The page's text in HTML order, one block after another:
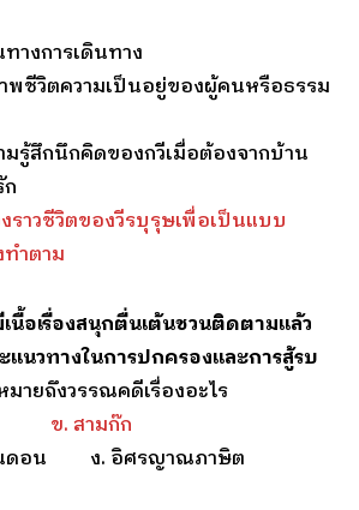
งการเดินทาง
วิตความเป็นอยู่ของผู้คนหรือธรรม
กนึกคิดของกวีเมื่อต้องจากบ้าน
ราวชีวิตของวีรบุรุษเพื่อเป็นแบบ
ำตาม
นื้อเรื่องสนุกตื่นเต้นชวนติดตามแล้ว
นวทางในการปกครองและการสู้รบ
มายถึงวรรณคดีเรื่องอะไร
ข. สามก๊ก
อน ง. อิศรญาณภาษิต